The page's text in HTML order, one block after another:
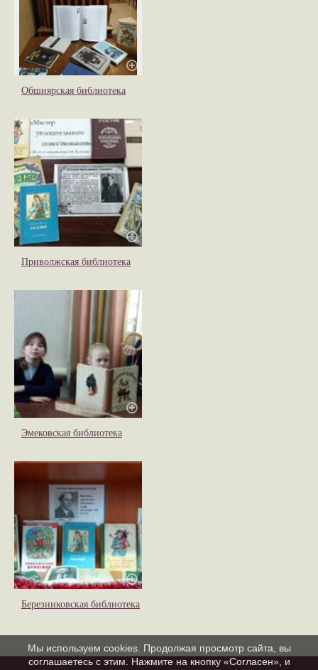
Обшиярская библиотека
Приволжская библиотека
Эмековская библиотека
Березниковская библиотека
Мы используем cookies. Продолжая просмотр сайта, вы
соглашаетесь с этим. Нажмите на кнопку «Согласен», и